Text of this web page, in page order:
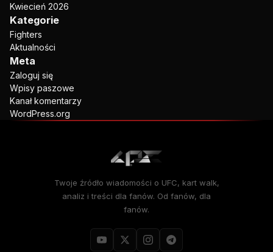
Kwiecień 2026
Kategorie
Fighters
Aktualności
Meta
Zaloguj się
Wpisy paszowe
Kanał komentarzy
WordPress.org
Twoje źródło wiadomości o UFC, kart walk,
analiz i treści dla fanów. Od fanów, dla
fanów.